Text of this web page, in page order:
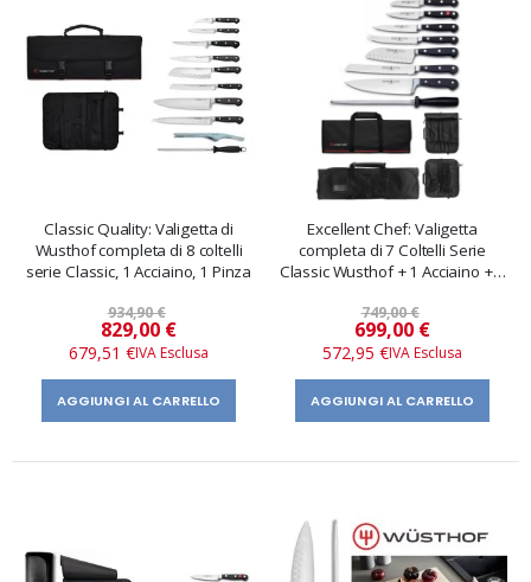
Classic Quality: Valigetta di
Wusthof completa di 8 coltelli
serie Classic, 1 Acciaino, 1 Pinza
934,90 €
Prezzo
speciale
829,00 €
679,51 €
AGGIUNGI AL CARRELLO
Excellent Chef: Valigetta
completa di 7 Coltelli Serie
Classic Wusthof + 1 Acciaino + 1
749,00 €
Prezzo
speciale
699,00 €
572,95 €
AGGIUNGI AL CARRELLO